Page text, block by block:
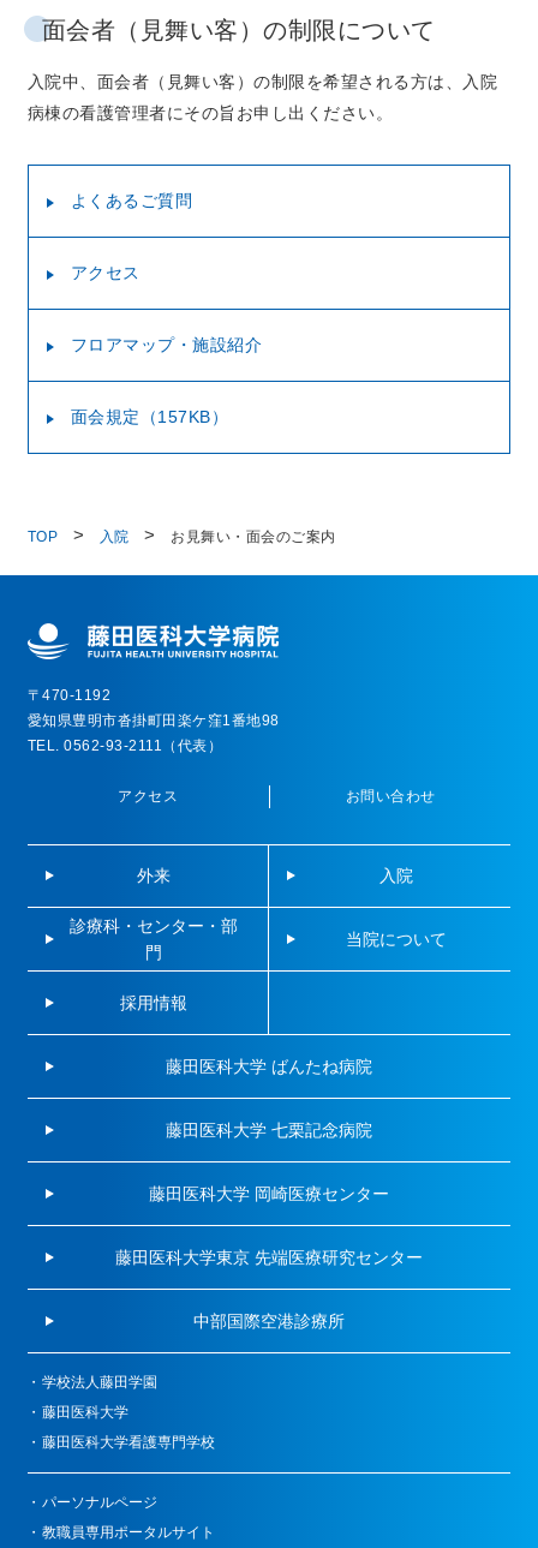
面会者（見舞い客）の制限について
入院中、面会者（見舞い客）の制限を希望される方は、入院
病棟の看護管理者にその旨お申し出ください。
よくあるご質問
アクセス
フロアマップ・施設紹介
面会規定（157KB）
TOP 入院 お見舞い・面会のご案内
〒470-1192
愛知県豊明市沓掛町田楽ケ窪1番地98
TEL. 0562-93-2111（代表）
アクセス お問い合わせ
外来 入院
診療科・センター・部
門
当院について
採用情報
藤田医科大学 ばんたね病院
藤田医科大学 七栗記念病院
藤田医科大学 岡崎医療センター
藤田医科大学東京 先端医療研究センター
中部国際空港診療所
学校法人藤田学園
藤田医科大学
藤田医科大学看護専門学校
パーソナルページ
教職員専用ポータルサイト